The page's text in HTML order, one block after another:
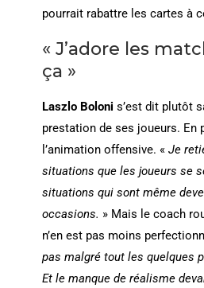
pourrait rabattre les cartes à
« J’adore les
ça »
Laszlo Boloni s’est dit plutôt
prestation de ses joueurs. En
l’animation offensive. « Je
situations que les joueurs se
situations qui sont même
occasions. » Mais le coach
n’en est pas moins
pas malgré tout les quelques
Et le manque de réalisme